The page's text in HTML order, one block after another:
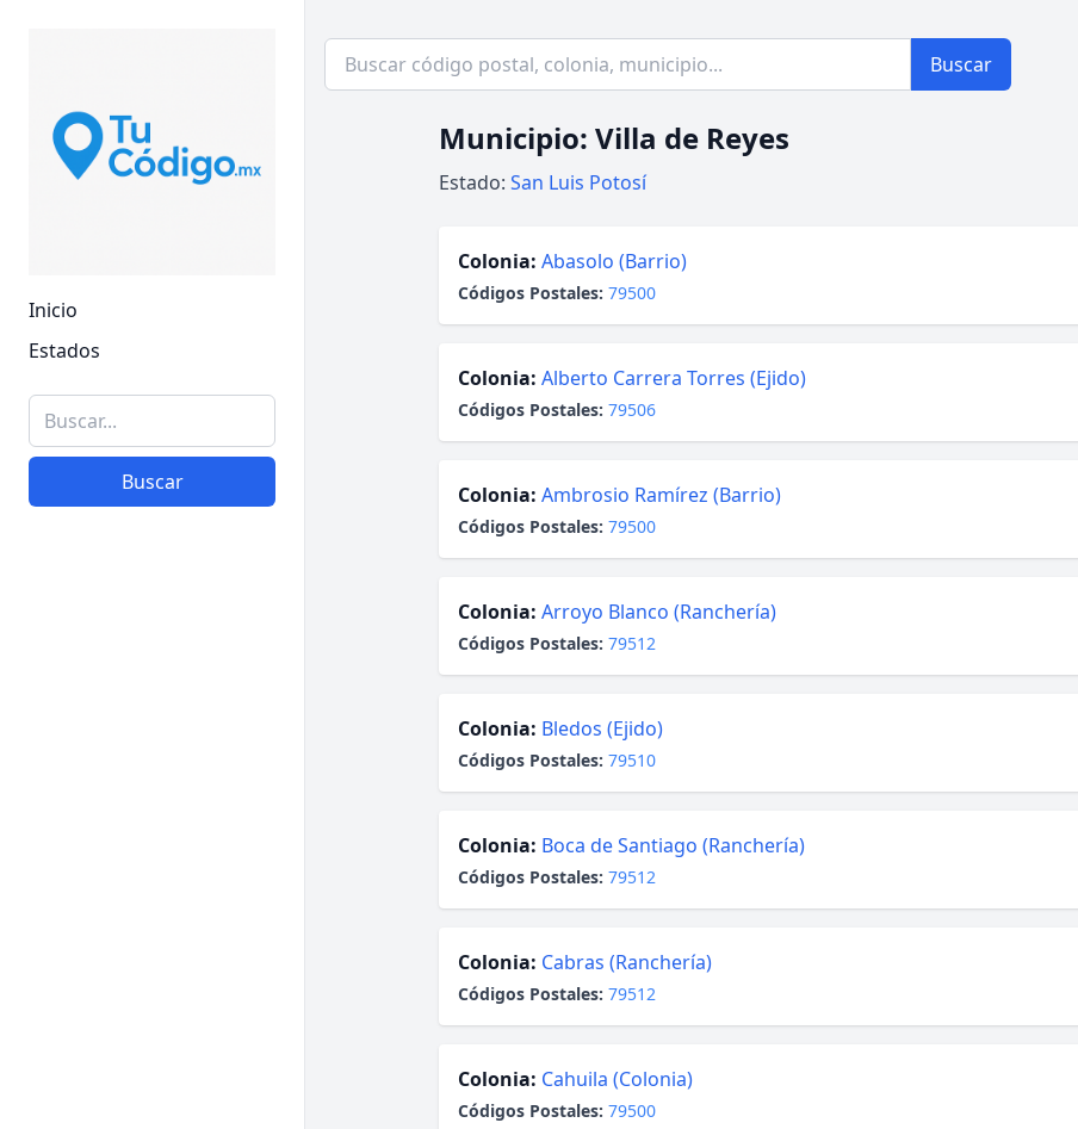
Inicio
Estados
Buscar
Buscar
Municipio: Villa de Reyes
Estado: San Luis Potosí
Colonia: Abasolo (Barrio)
Códigos Postales: 79500
Colonia: Alberto Carrera Torres (Ejido)
Códigos Postales: 79506
Colonia: Ambrosio Ramírez (Barrio)
Códigos Postales: 79500
Colonia: Arroyo Blanco (Ranchería)
Códigos Postales: 79512
Colonia: Bledos (Ejido)
Códigos Postales: 79510
Colonia: Boca de Santiago (Ranchería)
Códigos Postales: 79512
Colonia: Cabras (Ranchería)
Códigos Postales: 79512
Colonia: Cahuila (Colonia)
Códigos Postales: 79500